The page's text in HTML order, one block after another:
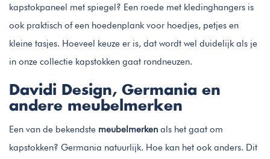
kapstokpaneel met spiegel? Een roede met kledinghangers is
ook praktisch of een hoedenplank voor hoedjes, petjes en
kleine tasjes. Hoeveel keuze er is, dat wordt wel duidelijk als je
in onze collectie kapstokken gaat rondneuzen.
Davidi Design, Germania en
andere meubelmerken
Een van de bekendste meubelmerken als het gaat om
kapstokken? Germania natuurlijk. Hoe kan het ook anders. Dit